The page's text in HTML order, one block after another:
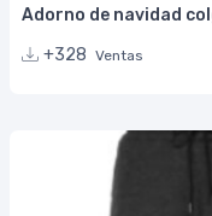
Adorno de navidad
+328 Ventas